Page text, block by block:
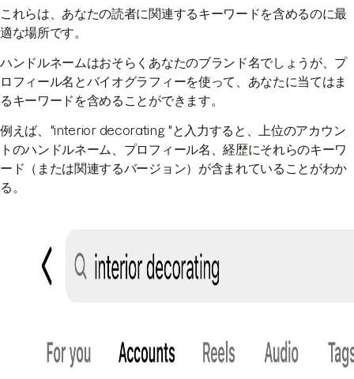
これらは、あなたの読者に関連するキーワードを含めるのに最
適な場所です。
ハンドルネームはおそらくあなたのブランド名でしょうが、プ
ロフィール名とバイオグラフィーを使って、あなたに当てはま
るキーワードを含めることができます。
例えば、"interior decorating "と入力すると、上位のアカウン
トのハンドルネーム、プロフィール名、経歴にそれらのキーワ
ード（または関連するバージョン）が含まれていることがわか
る。